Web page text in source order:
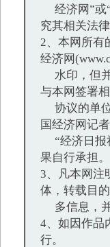
经济网”或
究其相关法律
2、本网所有
经济网
水印，但并
与本网签署
协议的单位
国经济网记
“经济日报
果自行承担。
3、凡本网注
体，转载目
多信息，并
4、如因作品
行。